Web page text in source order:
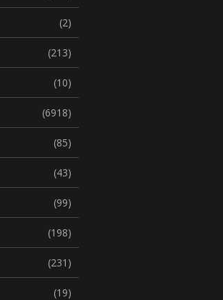
(2)
(213)
(10)
(6918)
(85)
(43)
(99)
(198)
(231)
(19)